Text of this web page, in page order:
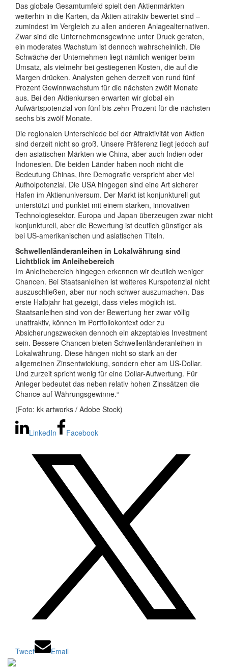
Das globale Gesamtumfeld spielt den Aktienmärkten
weiterhin in die Karten, da Aktien attraktiv bewertet sind –
zumindest im Vergleich zu allen anderen Anlagealternativen.
Zwar sind die Unternehmensgewinne unter Druck geraten,
ein moderates Wachstum ist dennoch wahrscheinlich. Die
Schwäche der Unternehmen liegt nämlich weniger beim
Umsatz, als vielmehr bei gestiegenen Kosten, die auf die
Margen drücken. Analysten gehen derzeit von rund fünf
Prozent Gewinnwachstum für die nächsten zwölf Monate
aus. Bei den Aktienkursen erwarten wir global ein
Aufwärtspotenzial von fünf bis zehn Prozent für die nächsten
sechs bis zwölf Monate.
Die regionalen Unterschiede bei der Attraktivität von Aktien
sind derzeit nicht so groß. Unsere Präferenz liegt jedoch auf
den asiatischen Märkten wie China, aber auch Indien oder
Indonesien. Die beiden Länder haben noch nicht die
Bedeutung Chinas, ihre Demografie verspricht aber viel
Aufholpotenzial. Die USA hingegen sind eine Art sicherer
Hafen im Aktienuniversum. Der Markt ist konjunkturell gut
unterstützt und punktet mit einem starken, innovativen
Technologiesektor. Europa und Japan überzeugen zwar nicht
konjunkturell, aber die Bewertung ist deutlich günstiger als
bei US-amerikanischen und asiatischen Titeln.
Schwellenländeranleihen in Lokalwährung sind
Lichtblick im Anleihebereich
Im Anleihebereich hingegen erkennen wir deutlich weniger
Chancen. Bei Staatsanleihen ist weiteres Kurspotenzial nicht
auszuschließen, aber nur noch schwer auszumachen. Das
erste Halbjahr hat gezeigt, dass vieles möglich ist.
Staatsanleihen sind von der Bewertung her zwar völlig
unattraktiv, können im Portfoliokontext oder zu
Absicherungszwecken dennoch ein akzeptables Investment
sein. Bessere Chancen bieten Schwellenländeranleihen in
Lokalwährung. Diese hängen nicht so stark an der
allgemeinen Zinsentwicklung, sondern eher am US-Dollar.
Und zurzeit spricht wenig für eine Dollar-Aufwertung. Für
Anleger bedeutet das neben relativ hohen Zinssätzen die
Chance auf Währungsgewinne.“
(Foto: kk artworks / Adobe Stock)
LinkedIn Facebook
Tweet Email